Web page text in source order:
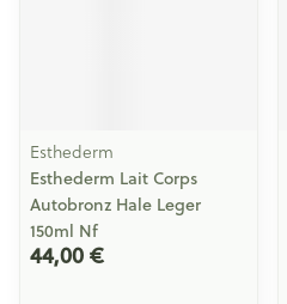
Esthederm
Esthederm Lait Corps
Autobronz Hale Leger
150ml Nf
44,00 €